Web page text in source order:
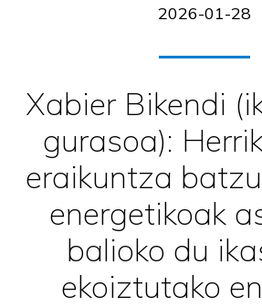
2026-01-28
Xabier Bikendi
gurasoa):
eraikuntza
energetikoak
balioko du
ekoiztutako